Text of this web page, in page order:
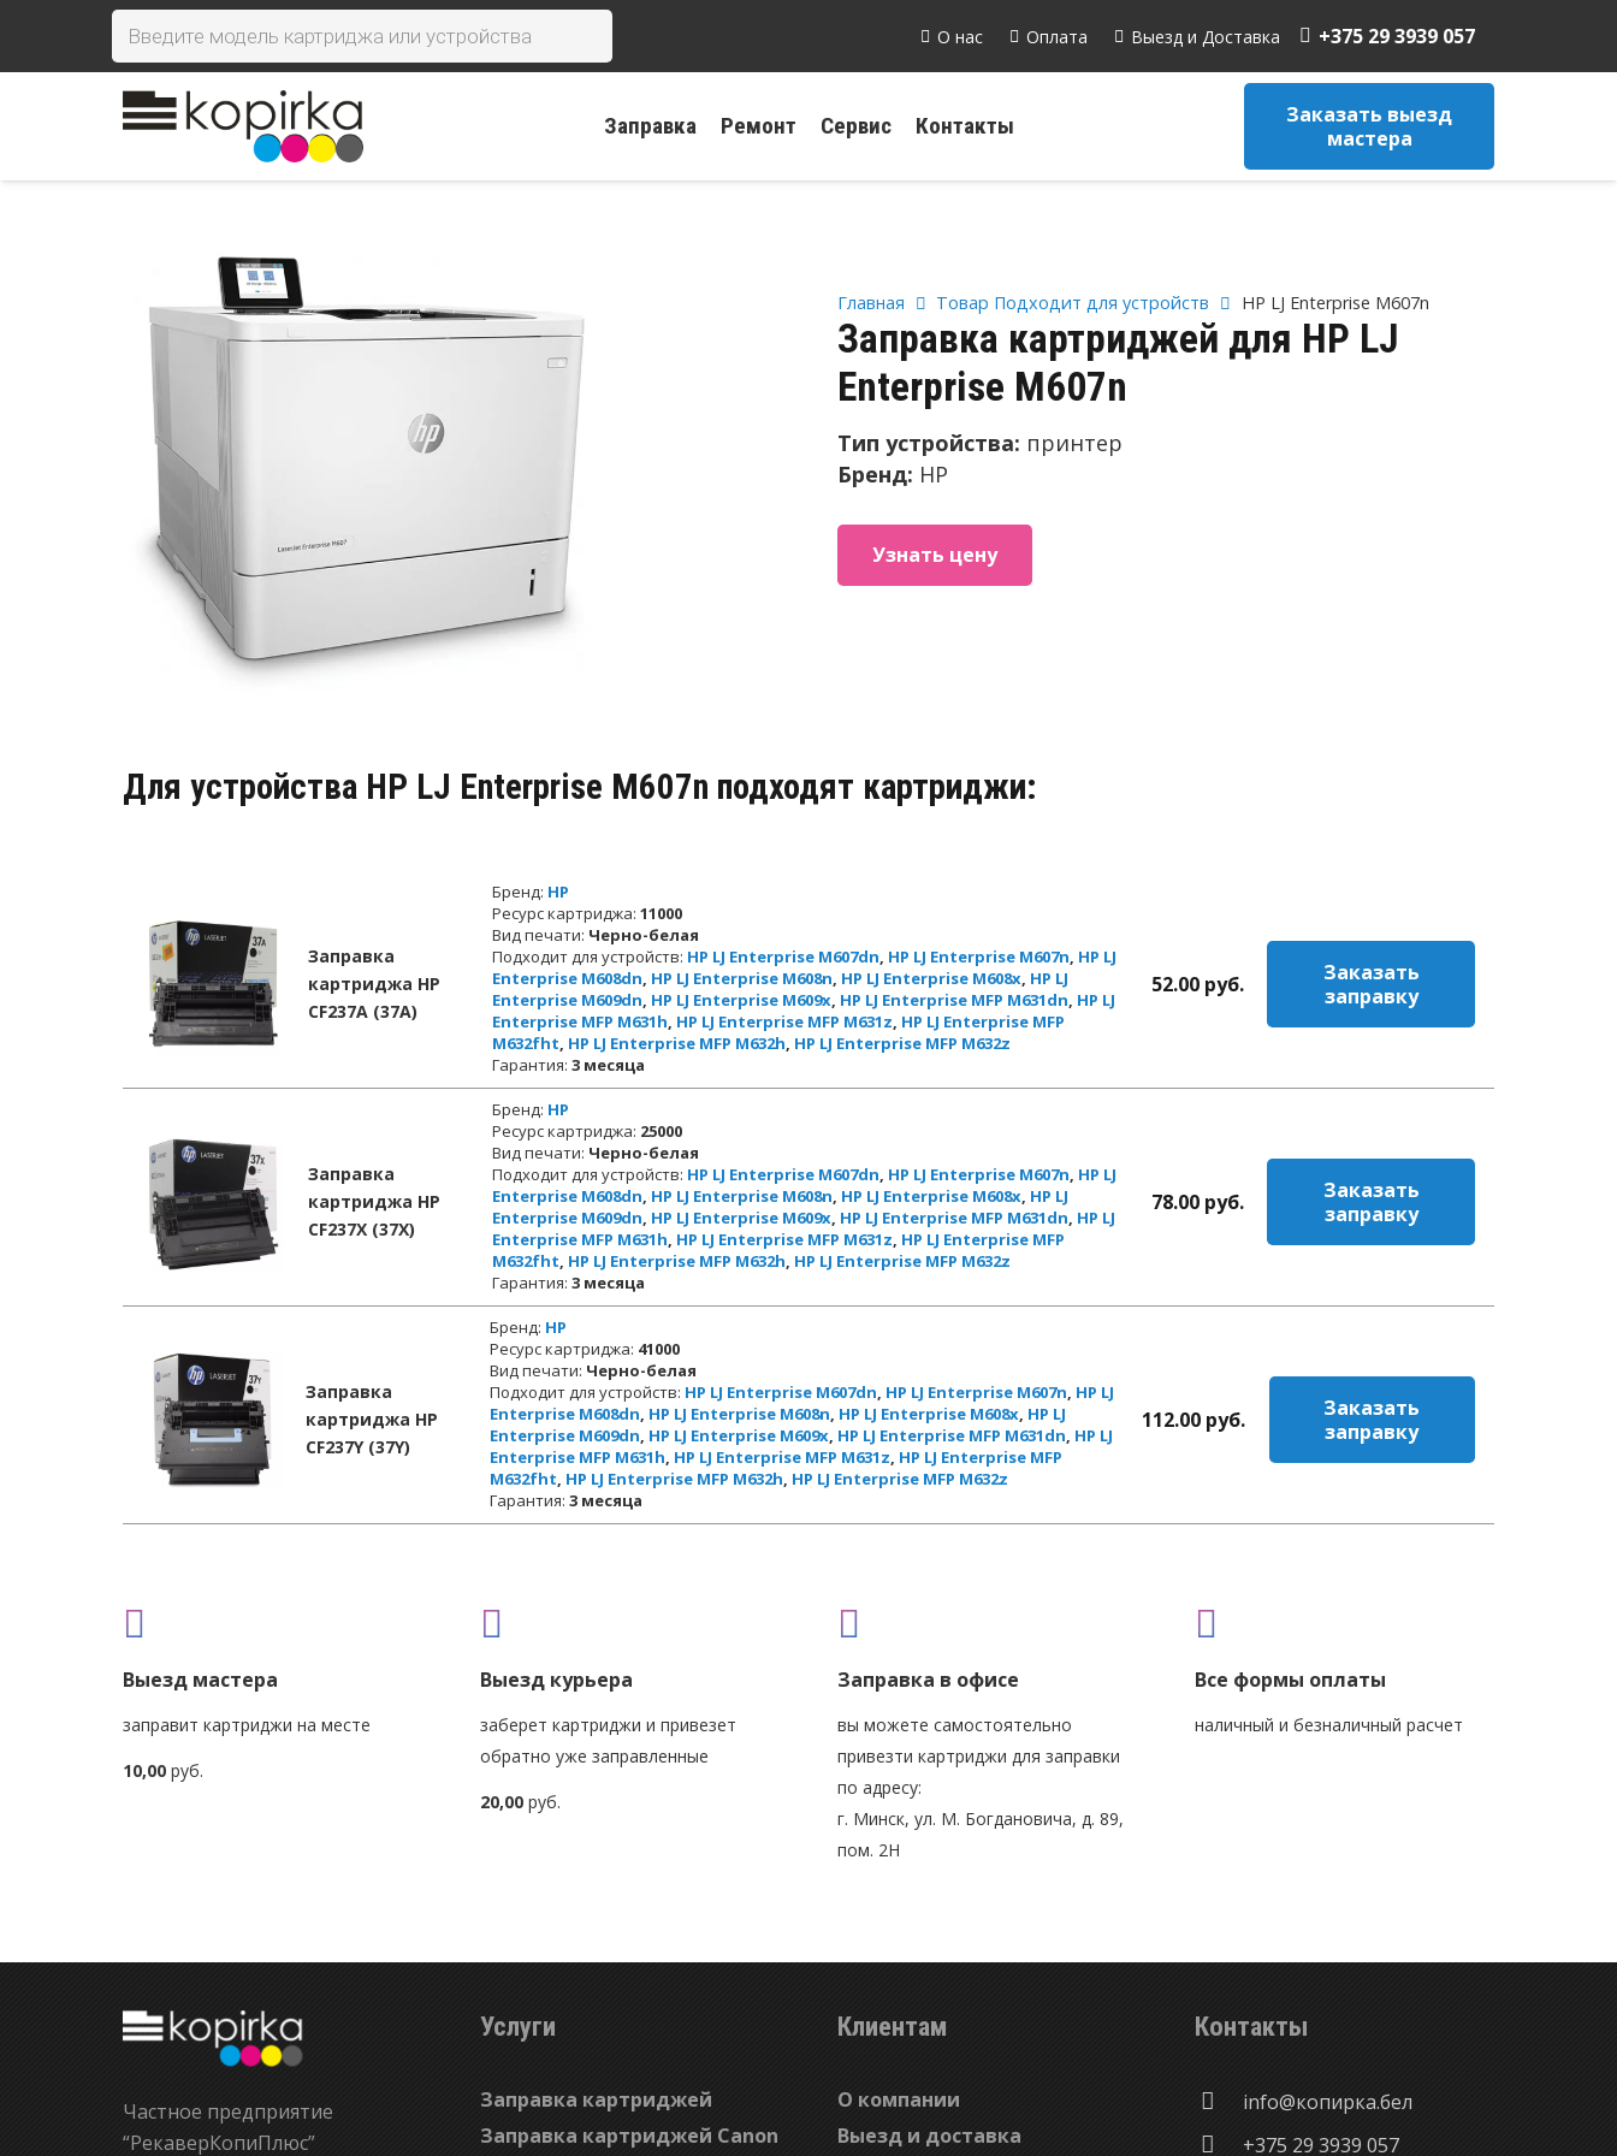
Поиск
товаров О нас Оплата Выезд и Доставка +375 29 3939 057
Заправка Ремонт Сервис Контакты
Заказать выезд
мастера
Главная Товар Подходит для устройств HP LJ Enterprise M607n
Заправка картриджей для HP LJ
Enterprise M607n
Тип устройства: принтер
Бренд: HP
Узнать цену
Для устройства HP LJ Enterprise M607n подходят картриджи:
Заправка
картриджа HP
CF237A (37A)
Бренд: HP
Ресурс картриджа: 11000
Вид печати: Черно-белая
Подходит для устройств: HP LJ Enterprise M607dn, HP LJ Enterprise M607n, HP LJ
Enterprise M608dn, HP LJ Enterprise M608n, HP LJ Enterprise M608x, HP LJ
Enterprise M609dn, HP LJ Enterprise M609x, HP LJ Enterprise MFP M631dn, HP LJ
Enterprise MFP M631h, HP LJ Enterprise MFP M631z, HP LJ Enterprise MFP
M632fht, HP LJ Enterprise MFP M632h, HP LJ Enterprise MFP M632z
Гарантия: 3 месяца
52.00 руб.
Заказать
заправку
Заправка
картриджа HP
CF237X (37X)
Бренд: HP
Ресурс картриджа: 25000
Вид печати: Черно-белая
Подходит для устройств: HP LJ Enterprise M607dn, HP LJ Enterprise M607n, HP LJ
Enterprise M608dn, HP LJ Enterprise M608n, HP LJ Enterprise M608x, HP LJ
Enterprise M609dn, HP LJ Enterprise M609x, HP LJ Enterprise MFP M631dn, HP LJ
Enterprise MFP M631h, HP LJ Enterprise MFP M631z, HP LJ Enterprise MFP
M632fht, HP LJ Enterprise MFP M632h, HP LJ Enterprise MFP M632z
Гарантия: 3 месяца
78.00 руб.
Заказать
заправку
Заправка
картриджа HP
CF237Y (37Y)
Бренд: HP
Ресурс картриджа: 41000
Вид печати: Черно-белая
Подходит для устройств: HP LJ Enterprise M607dn, HP LJ Enterprise M607n, HP LJ
Enterprise M608dn, HP LJ Enterprise M608n, HP LJ Enterprise M608x, HP LJ
Enterprise M609dn, HP LJ Enterprise M609x, HP LJ Enterprise MFP M631dn, HP LJ
Enterprise MFP M631h, HP LJ Enterprise MFP M631z, HP LJ Enterprise MFP
M632fht, HP LJ Enterprise MFP M632h, HP LJ Enterprise MFP M632z
Гарантия: 3 месяца
112.00 руб.
Заказать
заправку
Выезд мастера
заправит картриджи на месте
10,00 руб.
Выезд курьера
заберет картриджи и привезет
обратно уже заправленные
20,00 руб.
Заправка в офисе
вы можете самостоятельно
привезти картриджи для заправки
по адресу:
г. Минск, ул. М. Богдановича, д. 89,
пом. 2Н
Все формы оплаты
наличный и безналичный расчет
Частное предприятие
“РекаверКопиПлюс”
Услуги
Заправка картриджей
Заправка картриджей Canon
Клиентам
О компании
Выезд и доставка
Контакты
info@копирка.бел
+375 29 3939 057